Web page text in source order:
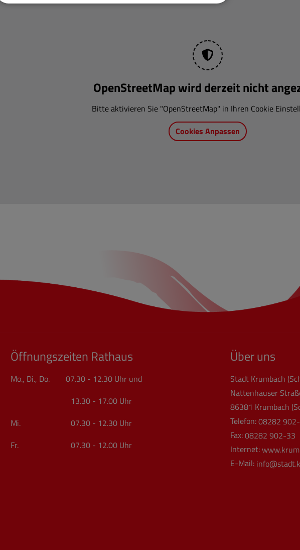
OpenStreetMap wird derzeit nicht
Bitte aktivieren Sie "OpenStreetMap" in Ihren Cookie
Cookies Anpassen
Öffnungszeiten Rathaus
Mo., Di., Do. 07.30 - 12.30 Uhr und
13.30 - 17.00 Uhr
Mi. 07.30 - 12.30 Uhr
Fr. 07.30 - 12.00 Uhr
Über uns
Stadt Krumbach
Nattenhauser
86381 Krumbach
Telefon:08282
Fax:08282 902-33
Internet:
E-Mail: